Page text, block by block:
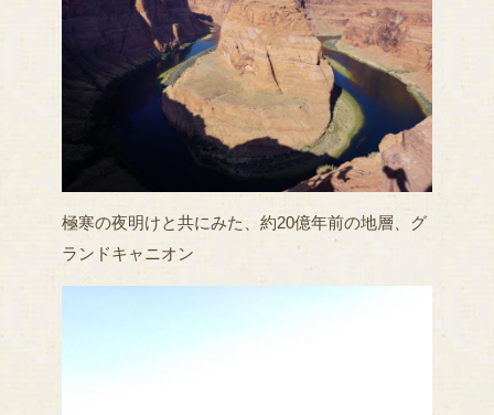
極寒の夜明けと共にみた、約20億年前の地層、グ
ランドキャニオン